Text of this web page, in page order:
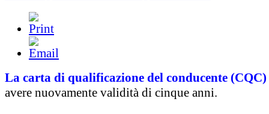
La carta di qualificazione del conducente (CQC)
avere nuovamente validità di cinque anni.